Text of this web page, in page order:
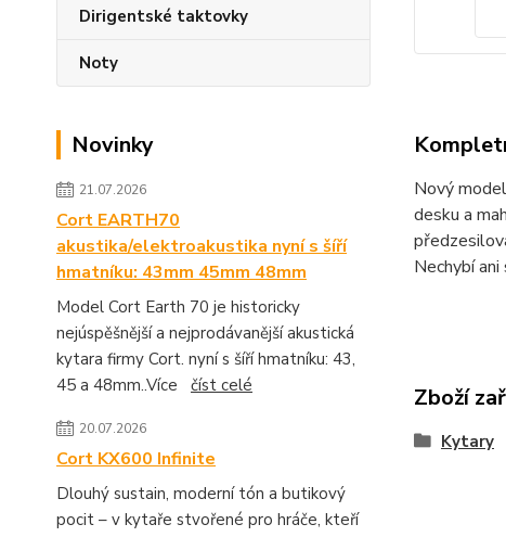
Dirigentské taktovky
Noty
Novinky
21.07.2026
Cort EARTH70
akustika/elektroakustika nyní s šíří
hmatníku: 43mm 45mm 48mm
Model Cort Earth 70 je historicky
nejúspěšnější a nejprodávanější akustická
kytara firmy Cort. nyní s šíří hmatníku: 43,
45 a 48mm..Více číst celé
20.07.2026
Cort KX600 Infinite
Dlouhý sustain, moderní tón a butikový
pocit – v kytaře stvořené pro hráče, kteří
Nový
desku a
Nechybí
Zboží
Kytary